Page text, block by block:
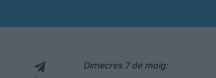
Dimecres 7 de maig: